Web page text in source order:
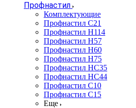
Профнастил
Комплектующие
Профнастил C21
Профнастил Н114
Профнастил Н57
Профнастил Н60
Профнастил Н75
Профнастил НС35
Профнастил НС44
Профнастил С10
Профнастил С15
Еще